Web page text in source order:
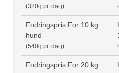
(320g pr. dag)
Fodringspris For 10 kg
hund
(540g pr. dag)
Fodringspris For 20 kg